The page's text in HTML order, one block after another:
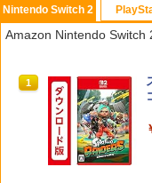
1
1
1
Nintendo Switch 2
Amazon Nintendo Switch
1